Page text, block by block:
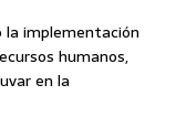
la implementación
humanos,
en la